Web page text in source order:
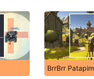
BrrBrr Patapim